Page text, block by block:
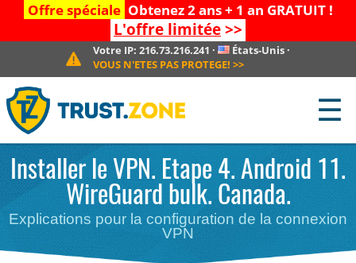
Offre spéciale Obtenez 2 ans + 1 an GRATUIT !
L'offre limitée>>
Votre IP: 216.73.216.241 · États-Unis ·
VOUS N'ETES PAS PROTEGE! >>
☰
Installer le VPN. Etape 4. Android 11.
WireGuard bulk. Canada.
Explications pour la configuration de la connexion
VPN